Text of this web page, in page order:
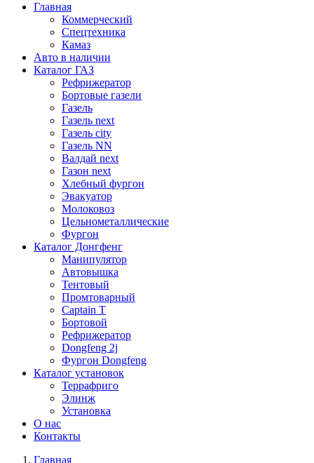
Главная
Коммерческий
Спецтехника
Камаз
Авто в наличии
Каталог ГАЗ
Рефрижератор
Бортовые газели
Газель
Газель next
Газель city
Газель NN
Валдай next
Газон next
Хлебный фургон
Эвакуатор
Молоковоз
Цельнометаллические
Фургон
Каталог Донгфенг
Манипулятор
Автовышка
Тентовый
Промтоварный
Captain T
Бортовой
Рефрижератор
Dongfeng 2j
Фургон Dongfeng
Каталог установок
Террафриго
Элинж
Установка
О нас
Контакты
Главная